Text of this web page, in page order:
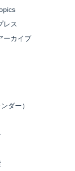
レス
ーカイブ
ダー）